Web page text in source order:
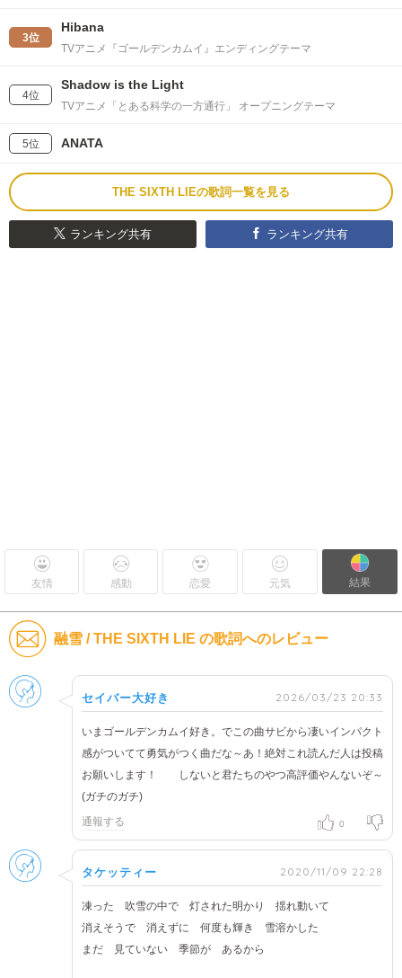
3位
Hibana
TVアニメ『ゴールデンカムイ』エンディングテーマ
4位
Shadow is the Light
TVアニメ「とある科学の一方通行」 オープニングテーマ
5位 ANATA
THE SIXTH LIEの歌詞一覧を見る
ランキング共有 ランキング共有
友情 感動 恋愛 元気 結果
融雪 / THE SIXTH LIE の歌詞へのレビュー
男性
セイバー大好き 2026/03/23 20:33
いまゴールデンカムイ好き。でこの曲サビから凄いインパクト
感がついてて勇気がつく曲だな～あ！絶対これ読んだ人は投稿
お願いします！ しないと君たちのやつ高評価やんないぞ～
(ガチのガチ)
通報する 0
男性
タケッティー 2020/11/09 22:28
凍った 吹雪の中で 灯された明かり 揺れ動いて
消えそうで 消えずに 何度も輝き 雪溶かした
まだ 見ていない 季節が あるから